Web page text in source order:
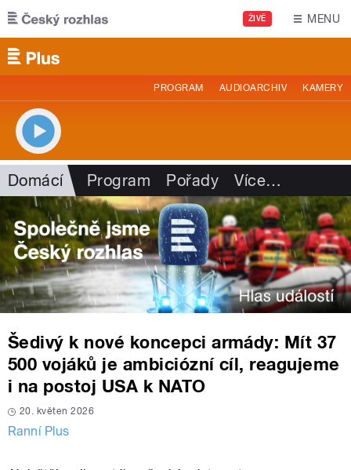
Přejít k hlavnímu obsahu
ŽIVĚ MENU
PROGRAM AUDIOARCHIV KAMERY
Domácí Program Pořady Více…
Šedivý k nové koncepci armády: Mít 37
500 vojáků je ambiciózní cíl, reagujeme
i na postoj USA k NATO
20. květen 2026
Ranní Plus